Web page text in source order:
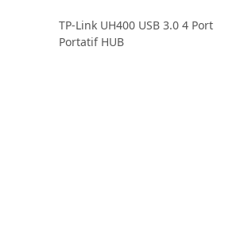
TP-Link UH400 USB 3.0 4 Port
Portatif HUB